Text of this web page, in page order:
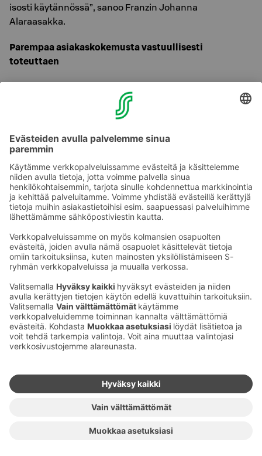
isosti käytännössä”, sanoo Franzin Johanna
Alaraasakka.
Parempaa asiakaskokemusta vastuullisesti
toteuttaen
ja Sustainable Travel Finland (STF) -merkki. Haluamme
henkilökuntamme kanssa jatkaa vastuullisuuden
että tämän uudistuksen myötä myös koko
hotellikiinteistön osalta tapahtuu positiivista kehitystä
entistä kestävämmän matkailun mahdollistamiseksi”,
iloitsee hotellipäällikkö Tuula Seppänen.
Ota yhteyttä
Hotellien yhteystiedot
Asiakaspalvelun yhteystiedot›
Palaute
Anna palautetta
Sokos Hotels uutiskirje
Tilaa uutiskirje
Saat Sokos Hotellien uusimmat
edut ja uutiset sähköpostiisi
kuukausittain.
Palkinnot ja sertifikaatit
Sokos Hotels somessa
Sokos Hotels
Facebookissa
Sokos Hotels
Sokos
Hotels
Sokos
Hotels